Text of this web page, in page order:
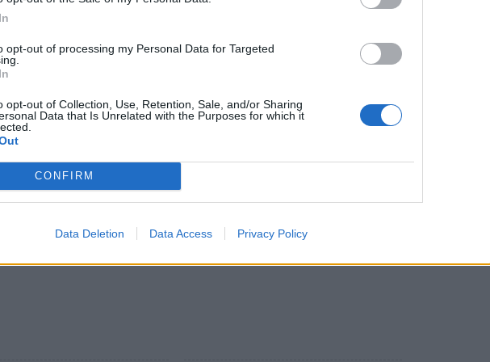
opt-out of processing my Personal Data for Targeted
opt-out of Collection, Use, Retention, Sale, and/or Sharing
Data that Is Unrelated with the Purposes for which it
CONFIRM
Data Deletion Data Access Privacy Policy
καταστεί δυνατή η ανέγερσή του σύμφωνα με
και της Περιφέρειας Πελοποννήσου .
πράξη αναγνώρισης του πολύχρονου αγώνα
, μια πράξη σεβασμού απέναντι στα χρήματα
οικοπέδου και μια πράξη υπευθυνότητας του
που χρόνισε προκλητικά με δική του